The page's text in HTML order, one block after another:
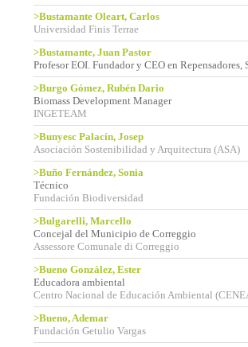
>Bustamante Oleart, Carlos
Universidad Finis Terrae
>Bustamante, Juan Pastor
Profesor EOI. Fundador y CEO en Repensadores,
>Burgo Gómez, Rubén Dario
Biomass Development Manager
INGETEAM
>Bunyesc Palacín, Josep
Asociación Sostenibilidad y Arquitectura (ASA)
>Buño Fernández, Sonia
Técnico
Fundación Biodiversidad
>Bulgarelli, Marcello
Concejal del Municipio de Correggio
Assessore Comunale di Correggio
>Bueno González, Ester
Educadora ambiental
Centro Nacional de Educación Ambiental
>Bueno, Ademar
Fundación Getulio Vargas